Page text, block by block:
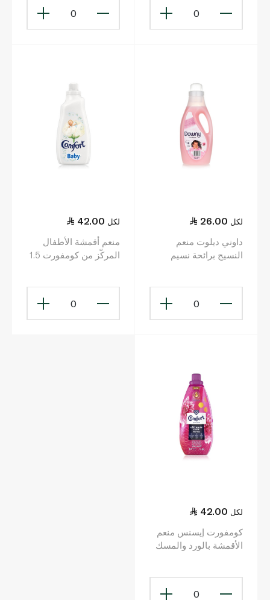
0
0
26.00 لكل
داوني ديلوت منعم
النسيج برائحة نسيم
0
42.00 لكل
منعم أقمشة الأطفال
المركّز من كومفورت 1.5
0
42.00 لكل
كومفورت إيسنس منعم
الأقمشة بالورد والمسك
0